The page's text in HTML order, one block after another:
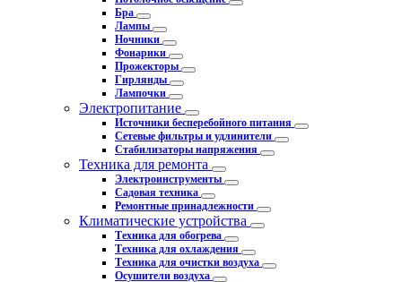
Бра
Лампы
Ночники
Фонарики
Прожекторы
Гирлянды
Лампочки
Электропитание
Источники бесперебойного питания
Сетевые фильтры и удлинители
Стабилизаторы напряжения
Техника для ремонта
Электроинструменты
Садовая техника
Ремонтные принадлежности
Климатические устройства
Техника для обогрева
Техника для охлаждения
Техника для очистки воздуха
Осушители воздуха